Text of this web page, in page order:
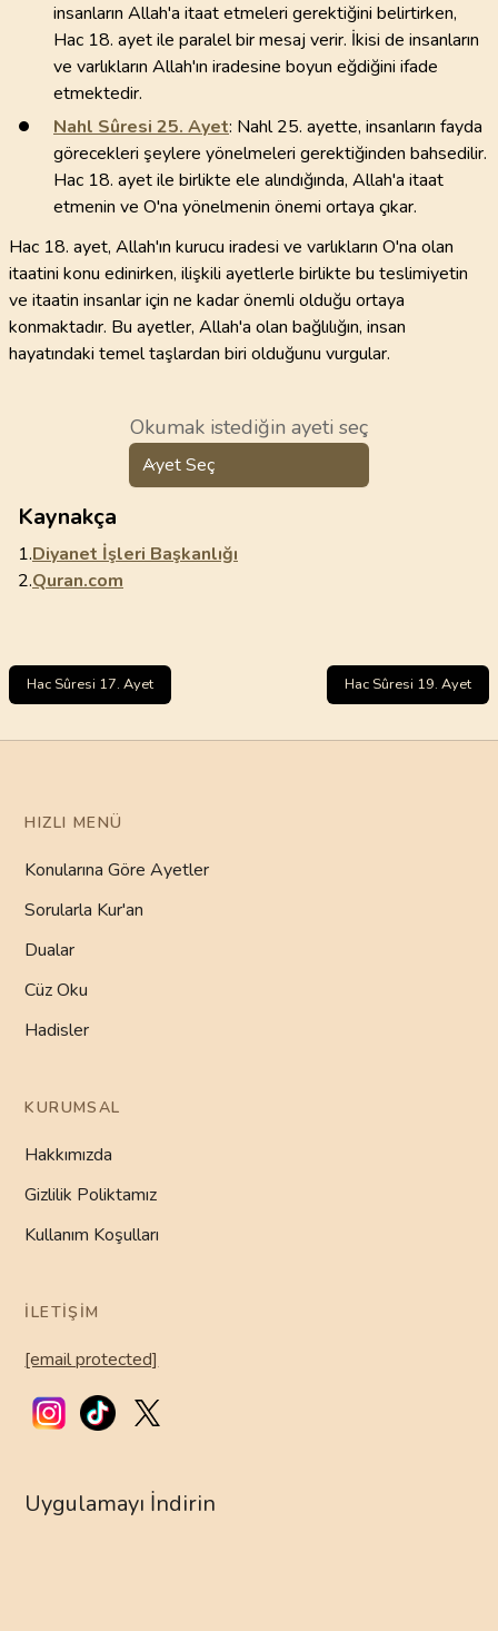
insanların Allah'a itaat etmeleri gerektiğini belirtirken,
Hac 18. ayet ile paralel bir mesaj verir. İkisi de insanların
ve varlıkların Allah'ın iradesine boyun eğdiğini ifade
etmektedir.
Nahl Sûresi 25. Ayet: Nahl 25. ayette, insanların fayda
görecekleri şeylere yönelmeleri gerektiğinden bahsedilir.
Hac 18. ayet ile birlikte ele alındığında, Allah'a itaat
etmenin ve O'na yönelmenin önemi ortaya çıkar.
Hac 18. ayet, Allah'ın kurucu iradesi ve varlıkların O'na olan
itaatini konu edinirken, ilişkili ayetlerle birlikte bu teslimiyetin
ve itaatin insanlar için ne kadar önemli olduğu ortaya
konmaktadır. Bu ayetler, Allah'a olan bağlılığın, insan
hayatındaki temel taşlardan biri olduğunu vurgular.
Okumak istediğin ayeti seç
Ayet Seç
Kaynakça
1.Diyanet İşleri Başkanlığı
2.Quran.com
Hac Sûresi 17. Ayet Hac Sûresi 19. Ayet
HIZLI MENÜ
Konularına Göre Ayetler
Sorularla Kur'an
Dualar
Cüz Oku
Hadisler
KURUMSAL
Hakkımızda
Gizlilik Poliktamız
Kullanım Koşulları
İLETIŞIM
[email protected]
Uygulamayı İndirin